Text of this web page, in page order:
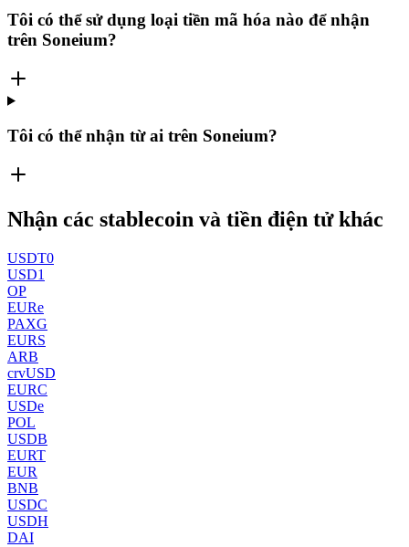
Tôi có thể sử dụng loại tiền mã hóa nào để nhận
trên Soneium?
Tôi có thể nhận từ ai trên Soneium?
Nhận các stablecoin và tiền điện tử khác
USDT0
USD1
OP
EURe
PAXG
EURS
ARB
crvUSD
EURC
USDe
POL
USDB
EURT
EUR
BNB
USDC
USDH
DAI